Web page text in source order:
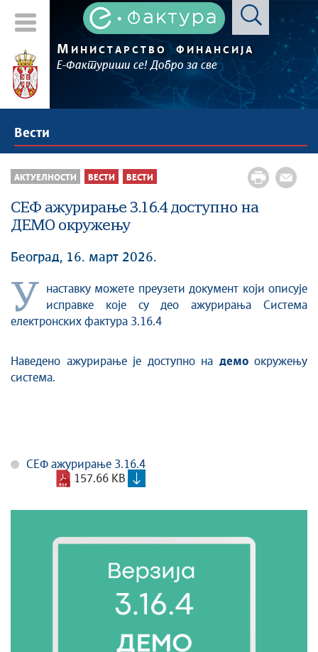
М ИНИСТАРСТВО ФИНАНСИЈА
Е-Фактуриши се! Добро за све
Вести
АКТУЕЛНОСТИ ВЕСТИ ВЕСТИ
СЕФ ажурирање 3.16.4 доступнo на
ДЕМО окружењу
Београд, 16. март 2026.
У
наставку можете преузети документ који описује
исправке које су део ажурирања Система
електронских фактура 3.16.4
Наведено ажурирање је доступно на демоокружењу
система.
СЕФ ажурирање 3.16.4
157.66 KB